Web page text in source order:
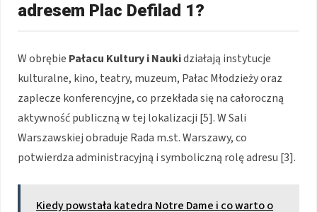
adresem Plac Defilad 1?
W obrębie Pałacu Kultury i Naukidziałają instytucje
kulturalne, kino, teatry, muzeum, Pałac Młodzieży oraz
zaplecze konferencyjne, co przekłada się na całoroczną
aktywność publiczną w tej lokalizacji [5]. W Sali
Warszawskiej obraduje Rada m.st. Warszawy, co
potwierdza administracyjną i symboliczną rolę adresu [3].
Kiedy powstała katedra Notre Dame i co warto o